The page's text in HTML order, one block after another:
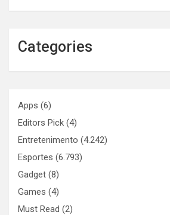
Categories
Apps (6)
Editors Pick (4)
Entretenimento (4.242)
Esportes (6.793)
Gadget (8)
Games (4)
Must Read (2)